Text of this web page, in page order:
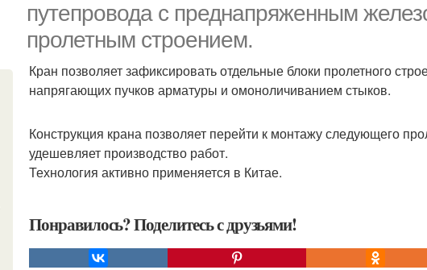
путепровода с преднапряженным
пролетным строением.
Кран позволяет зафиксировать отдельные блоки пролетного
напрягающих пучков арматуры и омоноличиванием стыков.
Конструкция крана позволяет перейти к монтажу следующего
удешевляет производство работ.
Технология активно применяется в Китае.
Понравилось? Поделитесь с друзьями!